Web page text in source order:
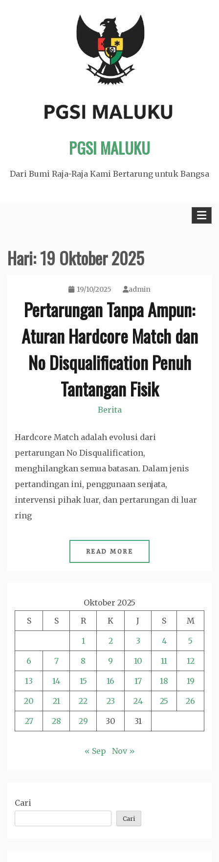
PGSI MALUKU
Dari Bumi Raja-Raja Kami Bertarung untuk Bangsa
Hari:19 Oktober 2025
19/10/2025 admin
Pertarungan Tanpa Ampun:
Aturan Hardcore Match dan
No Disqualification Penuh
Tantangan Fisik
Berita
Hardcore Match adalah evolusi dari
pertarungan No Disqualification,
menghilangkan semua batasan. Dalam jenis
pertandingan ini, penggunaan senjata,
intervensi pihak luar, dan pertarungan di luar
ring
READ MORE
Oktober 2025
S
S R K J S M
1 2 3 4 5
6 7 8 9 10 11 12
13 14 15 16 17 18 19
20 21 22 23 24 25 26
27 28 29 30 31
« Sep Nov »
Cari
Cari